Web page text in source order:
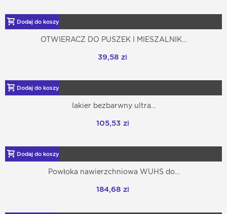
Dodaj do koszyka
OTWIERACZ DO PUSZEK I MIESZALNIK...
39,58 zł
Dodaj do koszyka
lakier bezbarwny ultra...
105,53 zł
Dodaj do koszyka
Powłoka nawierzchniowa WUHS do...
184,68 zł